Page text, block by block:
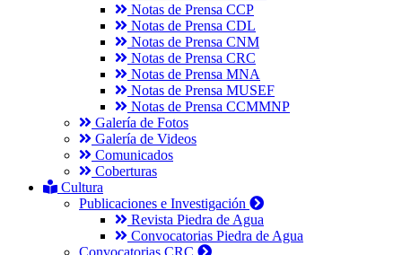
Notas de Prensa CCP
Notas de Prensa CDL
Notas de Prensa CNM
Notas de Prensa CRC
Notas de Prensa MNA
Notas de Prensa MUSEF
Notas de Prensa CCMMNP
Galería de Fotos
Galería de Videos
Comunicados
Coberturas
Cultura
Publicaciones e Investigación
Revista Piedra de Agua
Convocatorias Piedra de Agua
Convocatorias CRC